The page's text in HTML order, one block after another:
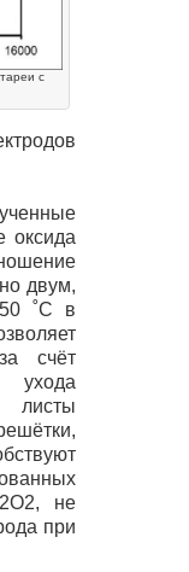
с
оксида
двум,
˚C в
счёт
ухода
не
при